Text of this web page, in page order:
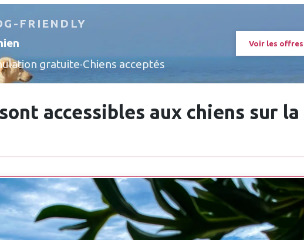
FRIENDLY
gratuite·Chiens acceptés
Voir les offres
accessibles aux chiens sur la